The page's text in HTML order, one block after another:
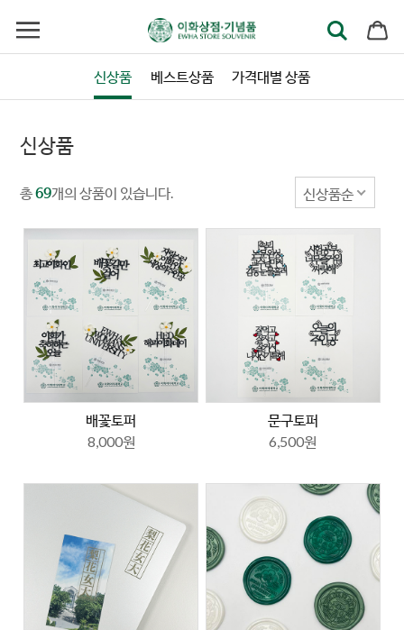
신상품 베스트상품 가격대별 상품
신상품
총69개의 상품이 있습니다. 신상품순
배꽃토퍼
8,000원
문구토퍼
6,500원